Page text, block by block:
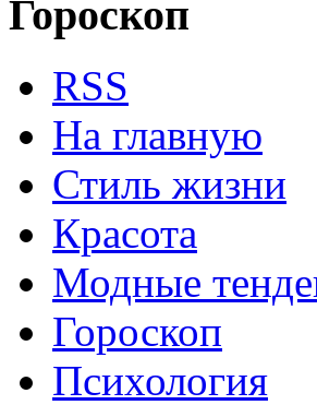
Гороскоп
RSS
На главную
Стиль жизни
Красота
Модные
Гороскоп
Психология